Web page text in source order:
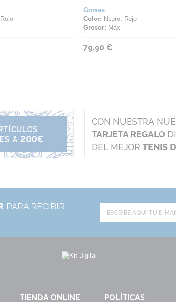
Gomas
Color: Negro, Rojo
Grosor: Max
79,90 €
PARA RECIBIR
TIENDA ONLINE POLÍTICAS